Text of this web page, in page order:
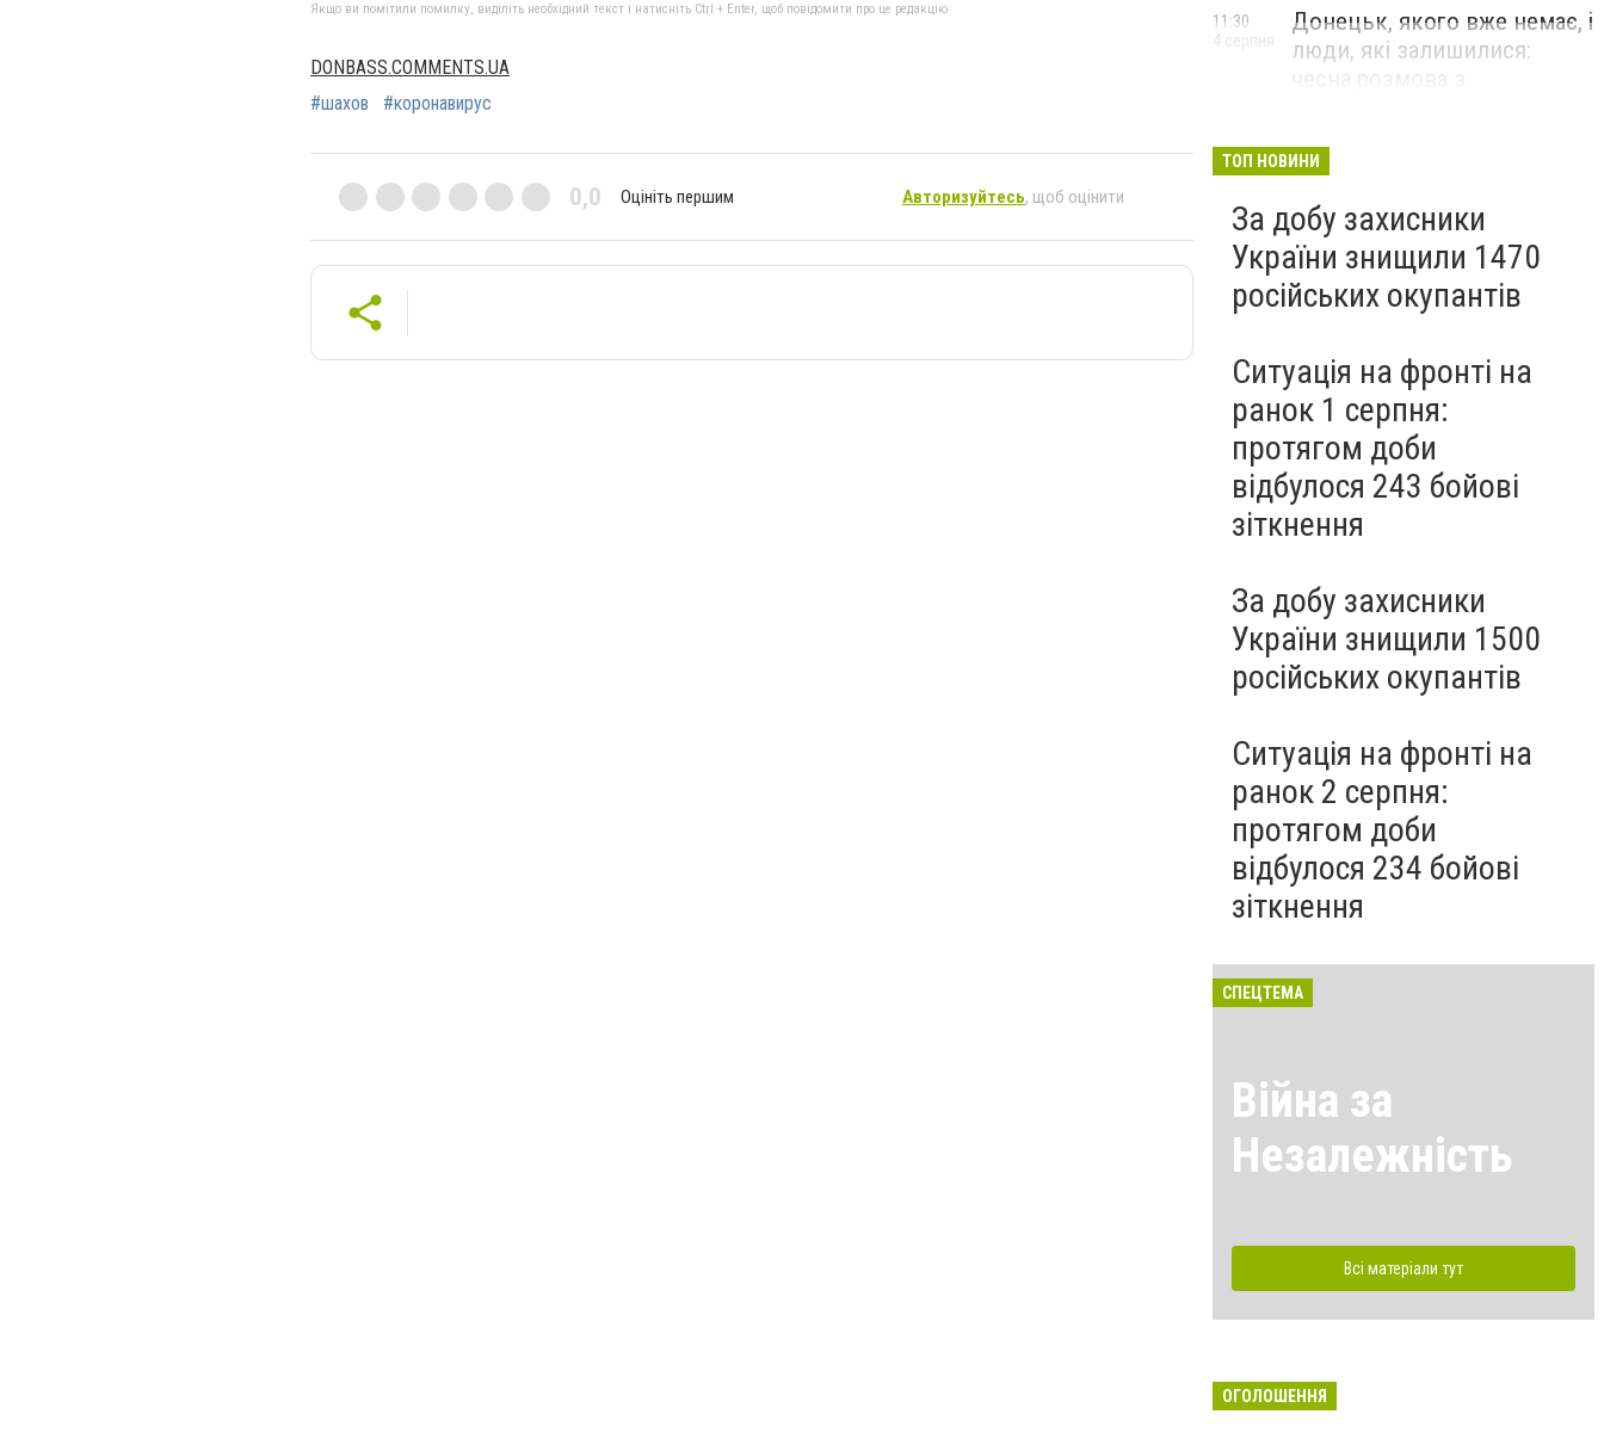
Якщо ви помітили помилку, виділіть необхідний текст і натисніть Ctrl + Enter, щоб повідомити про це редакцію
DONBASS.COMMENTS.UA
#шахов
#коронавирус
0,0 Оцініть першим Авторизуйтесь, щоб оцінити
Донецьк, якого вже немає, і
люди, які залишилися:
11:30
4 серпня
ТОП НОВИНИ
За добу захисники
України знищили 1470
російських окупантів
Ситуація на фронті на
ранок 1 серпня:
протягом доби
відбулося 243 бойові
зіткнення
За добу захисники
України знищили 1500
російських окупантів
Ситуація на фронті на
ранок 2 серпня:
протягом доби
відбулося 234 бойові
зіткнення
СПЕЦТЕМА
Війна за
Незалежність
Всі матеріали тут
ОГОЛОШЕННЯ